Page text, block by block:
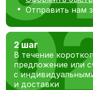
Отправить нам
2 шаг
В течение
предложение или
с
и доставки